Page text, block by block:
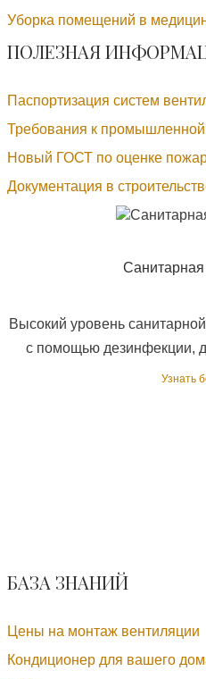
Уборка помещений в
ПОЛЕЗНАЯ
Паспортизация систем
Требования к промышленной
Новый ГОСТ по оценке
Документация в
Санитарная
Высокий уровень
с помощью дезинфекции,
Узнать
БАЗА ЗНАНИЙ
Цены на монтаж вентиляции
Кондиционер для вашего